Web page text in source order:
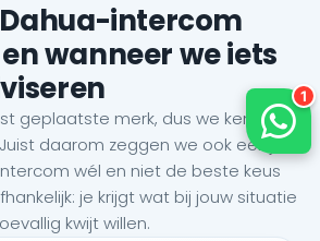
intercom
wanneer we iets
geplaatste merk, dus we kennen
daarom zeggen we ook eerlijk
wél en niet de beste keus
je krijgt wat bij jouw situatie
kwijt willen.